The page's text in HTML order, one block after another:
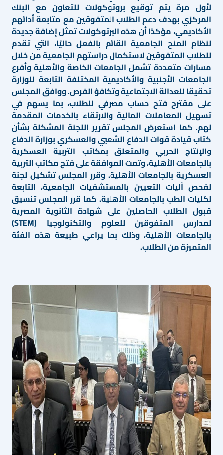
لأول مرة يتم توقيع بروتوكولات للتعاون مع البنك
المركزي بهدف دعم الطلاب المتفوقين مع متابعة أدائهم
الأكاديمي، مؤكدًا أن هذه البرتوكولات تمثل إضافة جديدة
لنظام المنح الجامعية القائم بالفعل حاليًا، التي تقدم
للطلاب المتفوقين لاستكمال دراستهم الجامعية من خلال
مسارات متعددة تشمل الجامعات الخاصة والأهلية وأفرع
الجامعات الأجنبية والأكاديمية المختلفة التابعة للوزارة
تحقيقا للعدالة الاجتماعية وتكافؤ الفرص. ووافق المجلس
على مقترح فتح حساب مصرفي للطلاب، بما يسهم في
تسهيل المعاملات المالية والارتقاء بالخدمات المقدمة
لهم. كما استعرض المجلس تقرير اللجنة المشكلة بشأن
كتاب قيادة قوات الدفاع الشعبي والعسكري بوزارة الدفاع
والإنتاج الحربي والمتعلق بمكاتب التربية العسكرية
بالجامعات الأهلية، وتمت الموافقة على فتح مكاتب التربية
العسكرية بالجامعات الأهلية. وقرر المجلس تشكيل لجنة
لفحص آليات التعيين بالمستشفيات الجامعية، التابعة
لكليات الطب بالجامعات الأهلية. كما قرر المجلس تنسيق
قبول الطلاب الحاصلين على شهادة الثانوية المصرية
لمدارس المتفوقين للعلوم والتكنولوجيا (STEM)
بالجامعات الأهلية، وذلك بما يراعي طبيعة هذه الفئة
المتميزة من الطلاب.